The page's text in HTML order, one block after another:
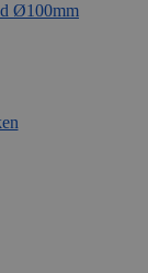
Ø100mm